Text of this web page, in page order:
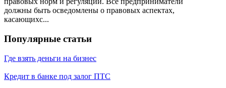
должны быть осведомлены о правовых аспектах,
касающихс...
Популярные статьи
Где взять деньги на бизнес
Кредит в банке под залог ПТС